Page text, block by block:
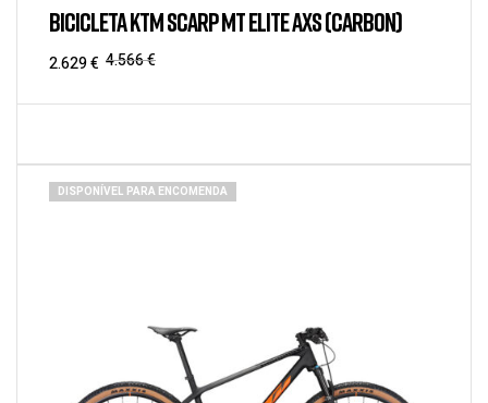
BICICLETA KTM SCARP MT ELITE AXS (CARBON)
4.566€
2.629€
DISPONÍVEL PARA ENCOMENDA